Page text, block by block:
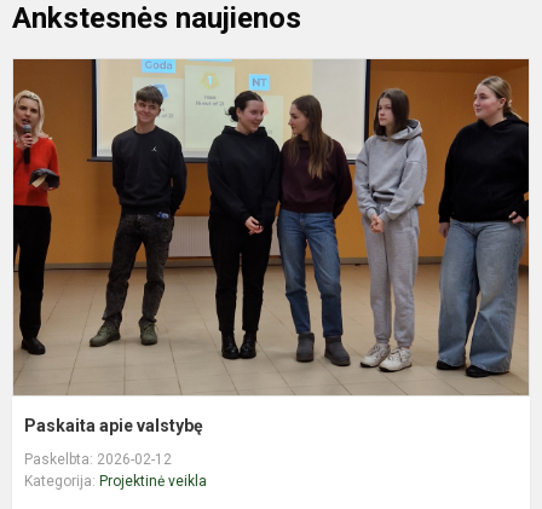
Ankstesnės naujienos
Paskaita apie valstybę
Paskelbta: 2026-02-12
Kategorija: Projektinė veikla